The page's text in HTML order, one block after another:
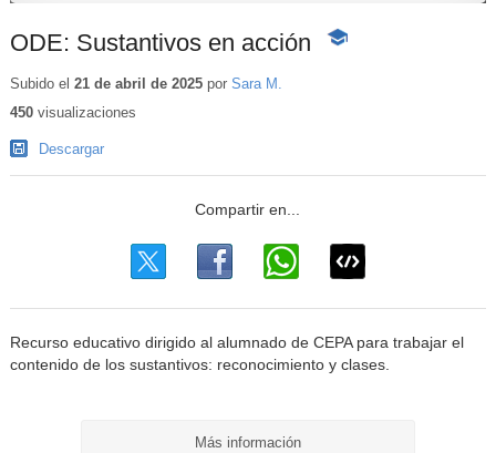
ODE: Sustantivos en acción
-
Subido el 21 de abril de 2025por Sara M.
450visualizaciones
Descargar
Recurso educativo dirigido al alumnado de CEPA para trabajar el
contenido de los sustantivos: reconocimiento y clases.
Más información